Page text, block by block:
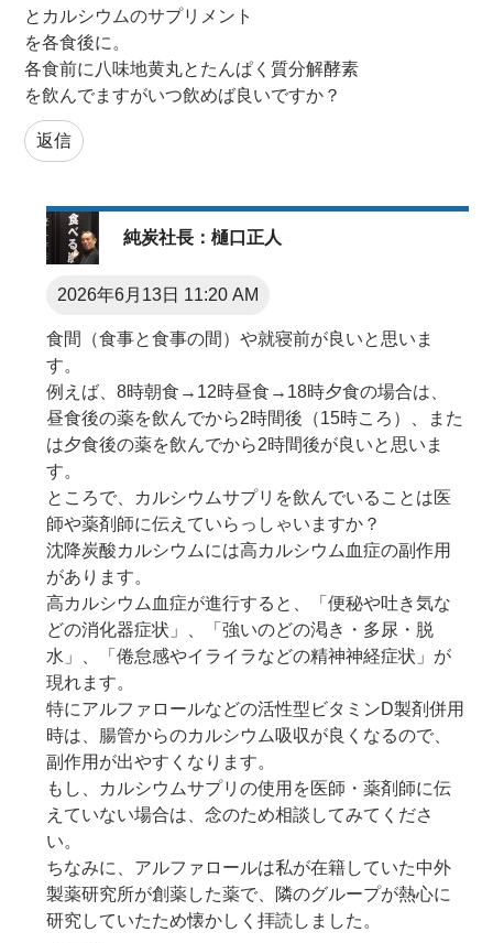
とカルシウムのサプリメント
を各食後に。
各食前に八味地黄丸とたんぱく質分解酵素
を飲んでますがいつ飲めば良いですか？
返信
純炭社長：樋口正人
2026年6月13日 11:20 AM
食間（食事と食事の間）や就寝前が良いと思いま
す。
例えば、8時朝食→12時昼食→18時夕食の場合は、
昼食後の薬を飲んでから2時間後（15時ころ）、また
は夕食後の薬を飲んでから2時間後が良いと思いま
す。
ところで、カルシウムサプリを飲んでいることは医
師や薬剤師に伝えていらっしゃいますか？
沈降炭酸カルシウムには高カルシウム血症の副作用
があります。
高カルシウム血症が進行すると、「便秘や吐き気な
どの消化器症状」、「強いのどの渇き・多尿・脱
水」、「倦怠感やイライラなどの精神神経症状」が
現れます。
特にアルファロールなどの活性型ビタミンD製剤併用
時は、腸管からのカルシウム吸収が良くなるので、
副作用が出やすくなります。
もし、カルシウムサプリの使用を医師・薬剤師に伝
えていない場合は、念のため相談してみてくださ
い。
ちなみに、アルファロールは私が在籍していた中外
製薬研究所が創薬した薬で、隣のグループが熱心に
研究していたため懐かしく拝読しました。